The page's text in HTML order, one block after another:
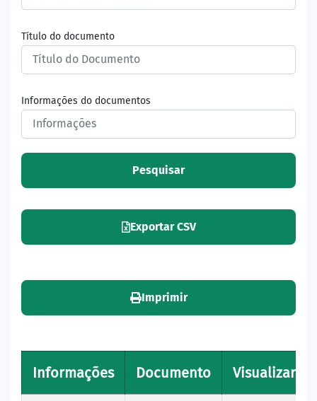
Título do documento
Informações do documentos
Pesquisar
Exportar CSV
Imprimir
Informações Documento Visualizar